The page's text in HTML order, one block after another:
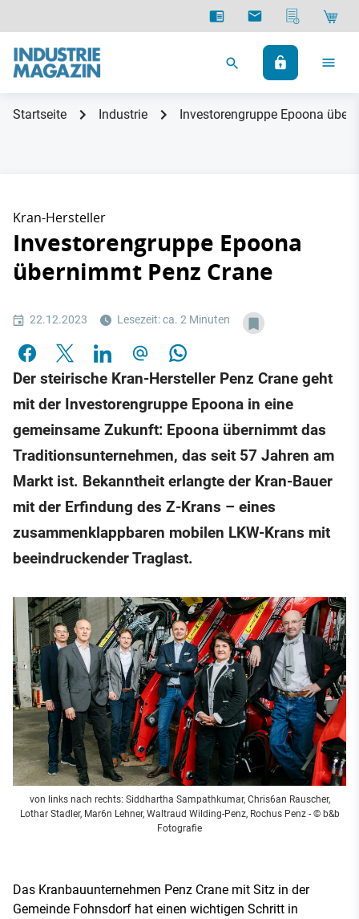
Startseite Industrie Investorengruppe Epoona
Kran-Hersteller
Investorengruppe Epoona
übernimmt Penz Crane
22.12.2023 Lesezeit: ca. 2 Minuten
Der steirische Kran-Hersteller Penz Crane geht
mit der Investorengruppe Epoona in eine
gemeinsame Zukunft: Epoona übernimmt das
Traditionsunternehmen, das seit 57 Jahren am
Markt ist. Bekanntheit erlangte der Kran-Bauer
mit der Erfindung des Z-Krans – eines
zusammenklappbaren mobilen LKW-Krans mit
beeindruckender Traglast.
von links nach rechts: Siddhartha Sampathkumar, Chris6an Rauscher,
Lothar Stadler, Mar6n Lehner, Waltraud Wilding-Penz, Rochus Penz- © b&b
Fotografie
Das Kranbauunternehmen Penz Crane mit Sitz in der
Gemeinde Fohnsdorf hat einen wichtigen Schritt in